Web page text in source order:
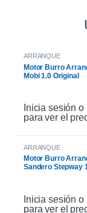
ARRANQUE
Motor Burro
Mobi 1.0 Original
Inicia sesión
para ver el
ARRANQUE
Motor Burro
Sandero Stepway
Inicia sesión
para ver el